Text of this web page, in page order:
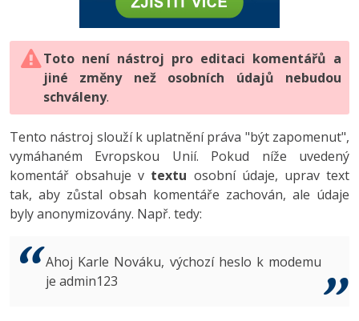
HTML5, CSS3, Bootstrap, SEO
SQL a databáze
Testování a verzování
UML a návrhové vzory
React
Spring
ASP.NET MVC
PHP
JavaScript
Python
HTML / CSS
UML a návrhové vzory
MySQL/MariaDB
MS-SQL
Vývojář mobilních aplikací
C# Game developer
Tester
Systémový administrátor
3D grafik
-80%
JavaScript -80%
PHP -80%
Swift -80%
Kotlin -80%
VB.NET
Digitální gramotnost
Marketing
WordPress
SEO
UX
Business
Copywriting
Photoshop -80%
Adobe Illustrator -80%
Adobe Lightroom
Adobe XD
Adobe InDesign -25%
Adobe After Effects
Inkscape
Toto není nástroj pro editaci komentářů a
jiné změny než osobních údajů nebudou
schváleny.
Tento nástroj slouží k uplatnění práva "být zapomenut",
vymáhaném Evropskou Unií. Pokud níže uvedený
komentář obsahuje v textu osobní údaje, uprav text
tak, aby zůstal obsah komentáře zachován, ale údaje
byly anonymizovány. Např. tedy:
Ahoj Karle Nováku, výchozí heslo k modemu
je admin123